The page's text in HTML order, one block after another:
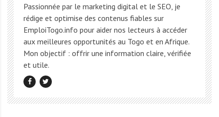
Passionnée par le marketing digital et le SEO, je
rédige et optimise des contenus fiables sur
EmploiTogo.info pour aider nos lecteurs à accéder
aux meilleures opportunités au Togo et en Afrique.
Mon objectif : offrir une information claire, vérifiée
et utile.